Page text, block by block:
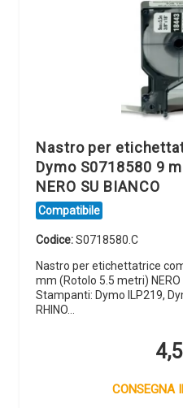
Nastro per
Dymo S0718580 9
NERO SU BIANCO
Compatibile
Codice:S0718580.C
Nastro per etichettatrice
mm (Rotolo 5.5 metri)
Stampanti: Dymo ILP219,
RHINO…
CONSEGNA